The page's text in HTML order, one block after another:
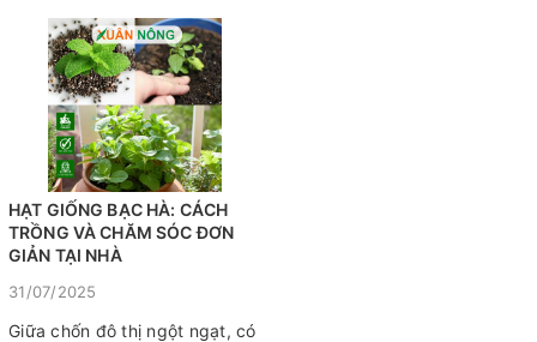
HẠT GIỐNG BẠC HÀ: CÁCH
TRỒNG VÀ CHĂM SÓC ĐƠN
GIẢN TẠI NHÀ
31/07/2025
Giữa chốn đô thị ngột ngạt, có